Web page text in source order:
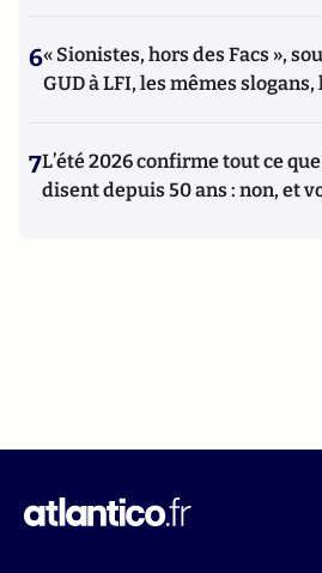
6« Sionistes, hors des Facs »,
GUD à LFI, les mêmes
7L’été 2026 confirme tout ce
disent depuis 50 ans : non, et